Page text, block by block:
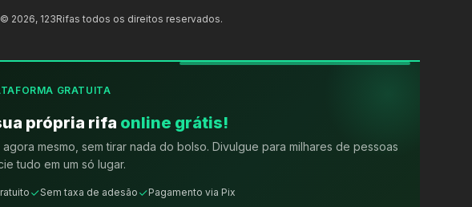
© 2026, 123Rifas todos os direitos reservados.
GRATUITA
própria rifa online grátis!
mesmo, sem tirar nada do bolso. Divulgue para milhares de pessoas
tudo em um só lugar.
Sem taxa de adesão Pagamento via Pix